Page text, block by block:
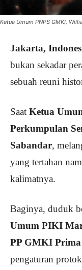
Ketua Umum PNPS GMKI,
Jakarta,
bukan sekadar
sebuah reuni
Saat Ketua
Perkumpulan
Sabandar,
yang tertahan
kalimatnya.
Baginya, duduk
Umum PIKI
PP GMKI
pengaturan